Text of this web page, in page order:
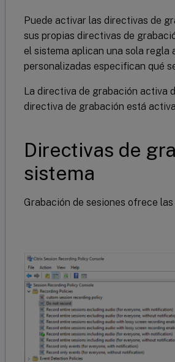
Puede activar las directivas de
sus propias directivas de
el sistema aplican una sola regla
personalizadas especifican qué
La directiva de grabación activa
directiva de grabación está
Directivas de
sistema
Grabación de sesiones ofrece